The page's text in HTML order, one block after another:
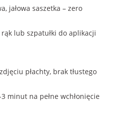
jałowa saszetka – zero
lub szpatułki do aplikacji
płachty, brak tłustego
minut na pełne wchłonięcie